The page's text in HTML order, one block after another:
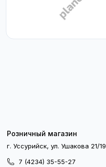
Розничный магазин
г. Уссурийск, ул. Ушакова 21/19
7 (4234) 35-55-27